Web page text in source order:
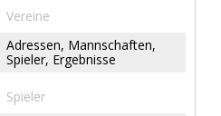
Vereine
Adressen, Mannschaften,
Spieler, Ergebnisse
Spieler